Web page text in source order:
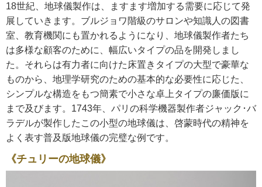
18世紀、地球儀製作は、ますます増加する需要に応じて発
展していきます。ブルジョワ階級のサロンや知識人の図書
室、教育機関にも置かれるようになり、地球儀製作者たち
は多様な顧客のために、幅広いタイプの品を開発しまし
た。それらは有力者に向けた床置きタイプの大型で豪華な
ものから、地理学研究のための基本的な必要性に応じた、
シンプルな構造をもつ簡素で小さな卓上タイプの廉価版に
まで及びます。1743年、パリの科学機器製作者ジャック･バ
ラデルが製作したこの小型の地球儀は、啓蒙時代の精神を
よく表す普及版地球儀の完璧な例です。
《チュリーの地球儀》